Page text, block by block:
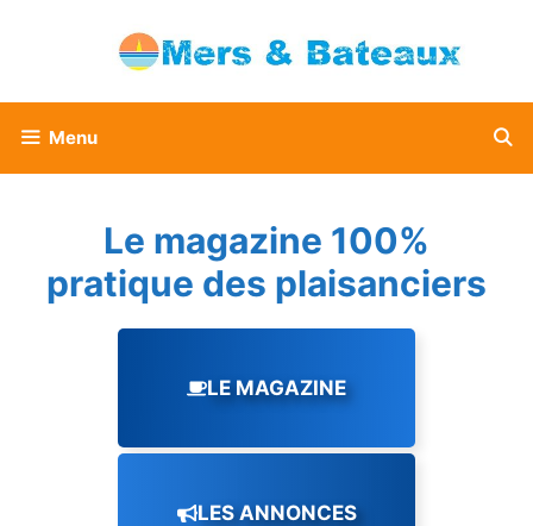
Menu
Le magazine 100%
pratique des plaisanciers
LE MAGAZINE
LES ANNONCES